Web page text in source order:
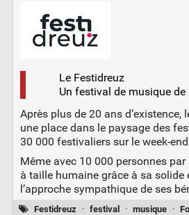
Le Festidreuz
Un festival de musique
Après plus de 20 ans d’existence,
une place dans le paysage des
30 000 festivaliers sur le week-
Même avec 10 000 personnes
à taille humaine grâce à sa solide
l’approche sympathique de ses
Festidreuz · festival · musique ·